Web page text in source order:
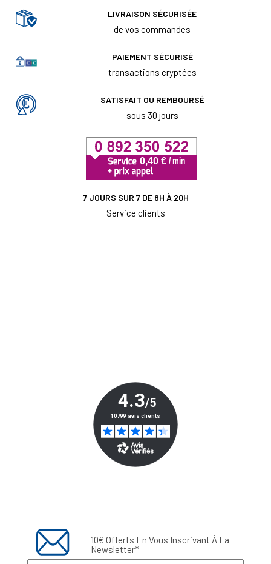
LIVRAISON SÉCURISÉE
de vos commandes
PAIEMENT SÉCURISÉ
transactions cryptées
SATISFAIT OU REMBOURSÉ
sous 30 jours
7 JOURS SUR 7 DE 8H À 20H
Service clients
10€ Offerts En Vous Inscrivant À La
Newsletter*